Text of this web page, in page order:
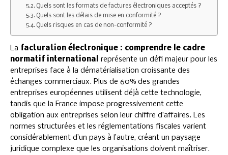
Quels sont les formats de factures électroniques acceptés ?
Quels sont les délais de mise en conformité ?
Quels risques en cas de non-conformité ?
La facturation électronique : comprendre le cadre
normatif international
représente un défi majeur pour les
entreprises face à la dématérialisation croissante des
échanges commerciaux. Plus de 60% des grandes
entreprises européennes utilisent déjà cette technologie,
tandis que la France impose progressivement cette
obligation aux entreprises selon leur chiffre d’affaires. Les
normes structurées et les réglementations fiscales varient
considérablement d’un pays à l’autre, créant un paysage
juridique complexe que les organisations doivent maîtriser.